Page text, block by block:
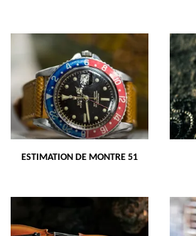
ESTIMATION DE MONTRE 51